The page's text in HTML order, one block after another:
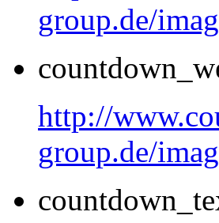
group.de/
http://
group.de/